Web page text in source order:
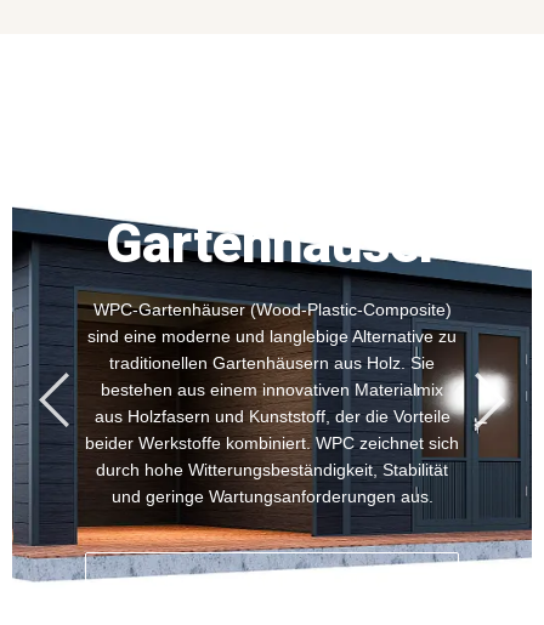
Gartenhäuser
WPC-Gartenhäuser (Wood-Plastic-Composite)
sind eine moderne und langlebige Alternative zu
traditionellen Gartenhäusern aus Holz. Sie
bestehen aus einem innovativen Materialmix
aus Holzfasern und Kunststoff, der die Vorteile
beider Werkstoffe kombiniert. WPC zeichnet sich
durch hohe Witterungsbeständigkeit, Stabilität
und geringe Wartungsanforderungen aus.
Entdecken Sie unsere WPC